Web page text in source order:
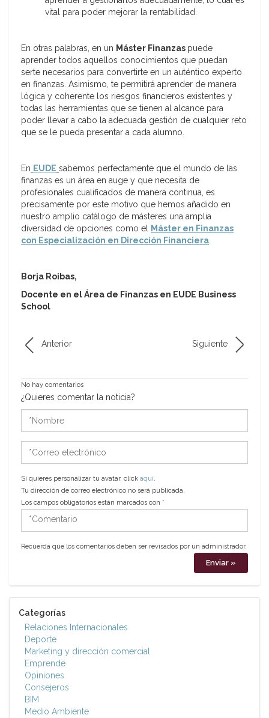
vital para poder mejorar la rentabilidad.
En otras palabras, en un Máster Finanzas puede
aprender todos aquellos conocimientos que puedan
serte necesarios para convertirte en un auténtico experto
en finanzas. Asimismo, te permitirá aprender de manera
lógica y coherente los riesgos financieros existentes y
todas las herramientas que se tienen al alcance para
poder llevar a cabo la adecuada gestión de cualquier reto
que se le pueda presentar a cada alumno.
En EUDE sabemos perfectamente que el mundo de las
finanzas es un área en auge y que necesita de
profesionales cualificados de manera continua, es
precisamente por este motivo que hemos añadido en
nuestro amplio catálogo de másteres una amplia
diversidad de opciones como el Máster en Finanzas
con Especialización en Dirección Financiera.
Borja Roibas,
Docente en el Área de Finanzas en EUDE Business
School
Anterior Siguiente
No hay comentarios
¿Quieres comentar la noticia?
*Nombre
*Correo
electrónico
Si quieres personalizar tu avatar, click aquí.
Tu dirección de correo electrónico no será publicada.
Los campos obligatorios están marcados con *
*Comentario
Recuerda que los comentarios deben ser revisados por un administrador.
Categorías
Relaciones Internacionales
Deporte
Marketing y dirección comercial
Emprende
Opiniones
Consejeros
BIM
Medio Ambiente